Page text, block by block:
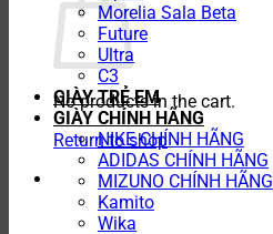
No products in the cart.
Return to shop
Morelia Sala Beta
Future
Ultra
C3
GIÀY TRẺ EM
GIÀY CHÍNH HÃNG
NIKE CHÍNH HÃNG
ADIDAS CHÍNH HÃNG
MIZUNO CHÍNH HÃNG
Kamito
Wika